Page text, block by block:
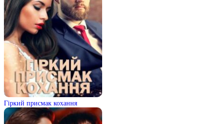
Гіркий присмак кохання